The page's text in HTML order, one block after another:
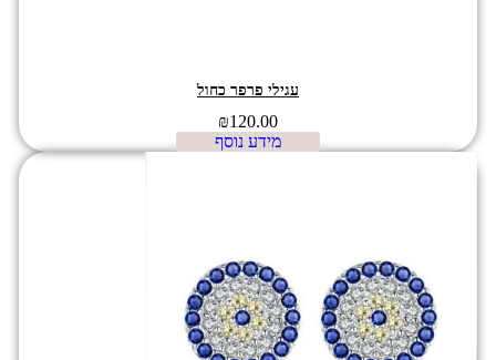
עגילי פרפר כחול
₪120.00
מידע נוסף